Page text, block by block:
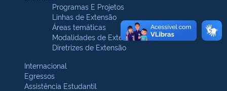
Programas E Projetos
Linhas de Extensão
Áreas temáticas
Modalidades de Extensão
Diretrizes de Extensão
Internacional
Egressos
Assistência Estudantil